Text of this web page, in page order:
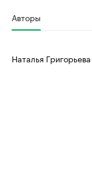
Авторы
Наталья Григорьева